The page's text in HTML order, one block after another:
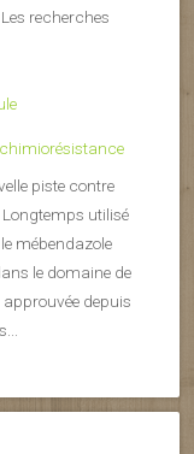
recherches
piste contre
utilisé
mébendazole
le domaine de
approuvée depuis